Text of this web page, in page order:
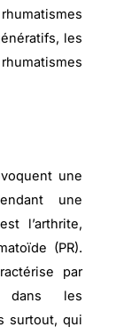
les
une
une
l’arthrite,
(PR).
par
dans les
surtout, qui